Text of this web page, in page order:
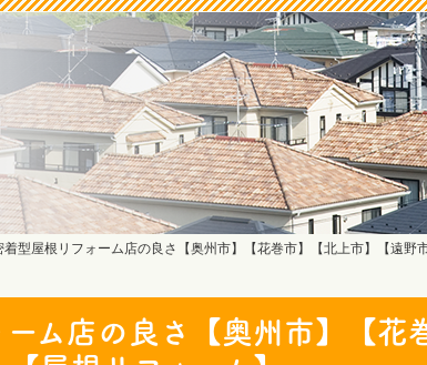
着型屋根リフォーム店の良さ【奥州市】【花巻市】【北上市】【遠野
ム店の良さ【奥州市】【花